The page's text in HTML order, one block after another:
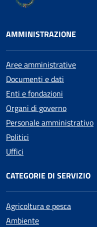
AMMINISTRAZIONE
Aree amministrative
Documenti e dati
Enti e fondazioni
Organi di governo
Personale amministrativo
Politici
Uffici
CATEGORIE DI SERVIZIO
Agricoltura e pesca
Ambiente